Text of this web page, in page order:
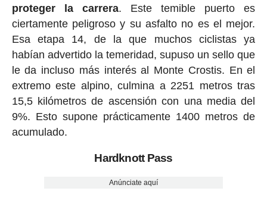
proteger la carrera. Este temible puerto es
ciertamente peligroso y su asfalto no es el mejor.
Esa etapa 14, de la que muchos ciclistas ya
habían advertido la temeridad, supuso un sello que
le da incluso más interés al Monte Crostis. En el
extremo este alpino, culmina a 2251 metros tras
15,5 kilómetros de ascensión con una media del
9%. Esto supone prácticamente 1400 metros de
acumulado.
Hardknott Pass
Anúnciate aquí